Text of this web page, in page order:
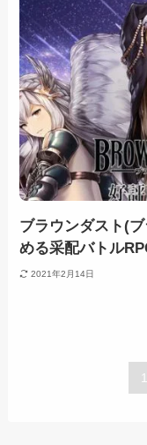
ブラウンダスト(
める采配バトル
2021年2月14日
1